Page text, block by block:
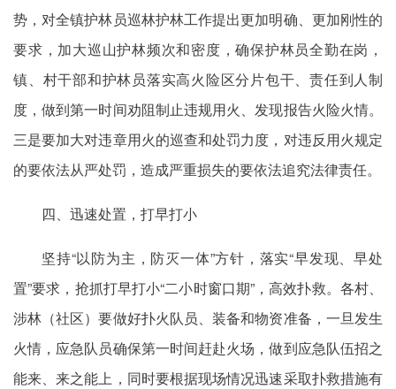
势，对全镇护林员巡林护林工作提出更加明确、更加刚性的
要求，加大巡山护林频次和密度，确保护林员全勤在岗，
镇、村干部和护林员落实高火险区分片包干、责任到人制
度，做到第一时间劝阻制止违规用火、发现报告火险火情。
三是要加大对违章用火的巡查和处罚力度，对违反用火规定
的要依法从严处罚，造成严重损失的要依法追究法律责任。
四、迅速处置，打早打小
坚持“以防为主，防灭一体”方针，落实“早发现、早处
置”要求，抢抓打早打小“二小时窗口期”，高效扑救。各村、
涉林（社区）要做好扑火队员、装备和物资准备，一旦发生
火情，应急队员确保第一时间赶赴火场，做到应急队伍招之
能来、来之能上，同时要根据现场情况迅速采取扑救措施有